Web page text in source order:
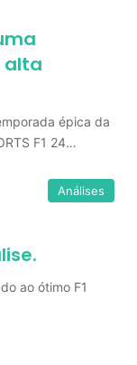
alta
épica da
F1 24…
Análises
ao ótimo F1